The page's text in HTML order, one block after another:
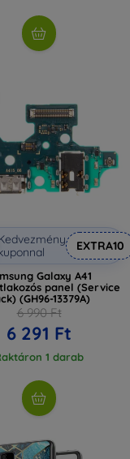
EXTRA10
Galaxy A41
panel (Service
(GH96-13379A)
6 990 Ft
6 291 Ft
1 darab